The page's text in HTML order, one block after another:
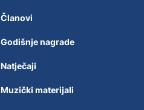
Članovi
Godišnje nagrade
Natječaji
Muzički materijali